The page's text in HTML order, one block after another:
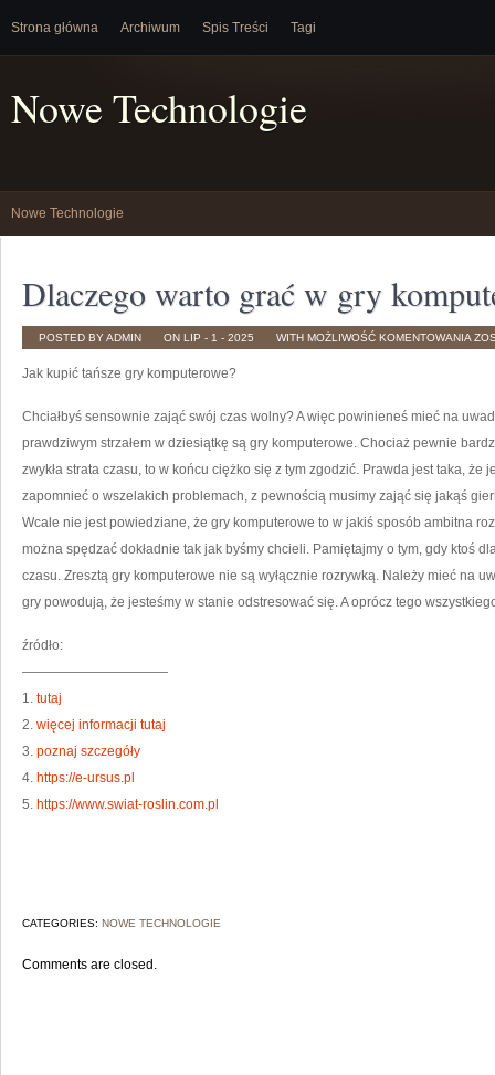
Strona główna Archiwum Spis Treści Tagi
Nowe Technologie
Nowe Technologie
Dlaczego warto grać w gry
POSTED BY ADMIN ON LIP - 1 - 2025 WITH MOŻLIWOŚĆ KOMENTOWANIA
Jak kupić tańsze gry komputerowe?
Chciałbyś sensownie zająć swój czas wolny? A więc powinieneś mieć na
prawdziwym strzałem w dziesiątkę są gry komputerowe. Chociaż pewnie
zwykła strata czasu, to w końcu ciężko się z tym zgodzić. Prawda jest taka,
zapomnieć o wszelakich problemach, z pewnością musimy zająć się jakąś
Wcale nie jest powiedziane, że gry komputerowe to w jakiś sposób ambitna
można spędzać dokładnie tak jak byśmy chcieli. Pamiętajmy o tym, gdy ktoś
czasu. Zresztą gry komputerowe nie są wyłącznie rozrywką. Należy mieć na
gry powodują, że jesteśmy w stanie odstresować się. A oprócz tego
źródło:
———————————
1. tutaj
2. więcej informacji tutaj
3. poznaj szczegóły
4. https://e-ursus.pl
5. https://www.swiat-roslin.com.pl
CATEGORIES: NOWE TECHNOLOGIE
Comments are closed.